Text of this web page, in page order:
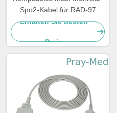
Spo2-Kabel für RAD-97
4253 Masi Rot 20-Pin-
Erhalten Sie besten
Preis